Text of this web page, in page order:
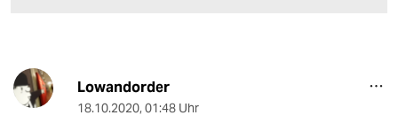
Lowandorder
18.10.2020, 01:48 Uhr